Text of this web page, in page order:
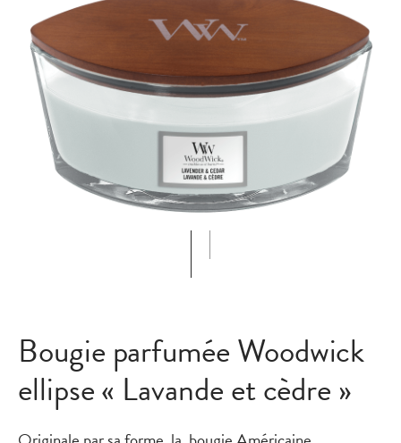
Bougie parfumée Woodwick
ellipse « Lavande et cèdre »